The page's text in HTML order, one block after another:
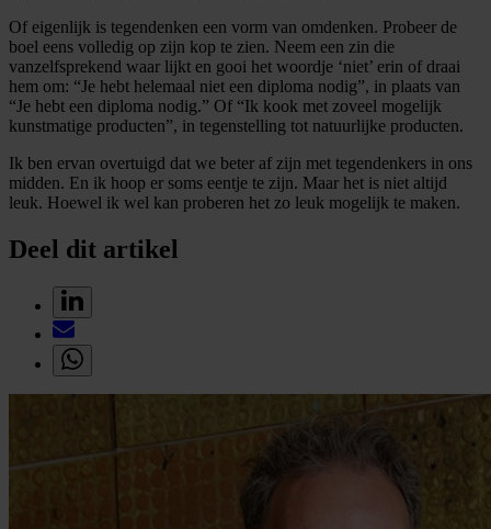
Of eigenlijk is tegendenken een vorm van omdenken. Probeer de
boel eens volledig op zijn kop te zien. Neem een zin die
vanzelfsprekend waar lijkt en gooi het woordje ‘niet’ erin of draai
hem om: “Je hebt helemaal niet een diploma nodig”, in plaats van
“Je hebt een diploma nodig.” Of “Ik kook met zoveel mogelijk
kunstmatige producten”, in tegenstelling tot natuurlijke producten.
Ik ben ervan overtuigd dat we beter af zijn met tegendenkers in ons
midden. En ik hoop er soms eentje te zijn. Maar het is niet altijd
leuk. Hoewel ik wel kan proberen het zo leuk mogelijk te maken.
Deel dit artikel